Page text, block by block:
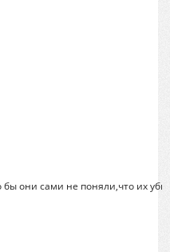
бы они сами не поняли,что их